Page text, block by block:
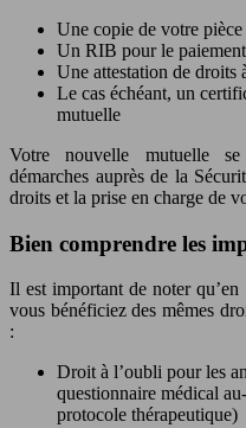
Une copie de votre pièce
Un RIB pour le
Une attestation de droits
Le cas échéant, un
mutuelle
Votre nouvelle mutuelle
démarches auprès de la
droits et la prise en charge de
Bien comprendre les
Il est important de noter
vous bénéficiez des mêmes
:
Droit à l’oubli pour les
questionnaire médical
protocole thérapeutique)